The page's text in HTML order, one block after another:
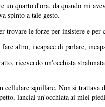
un quarto d'ora, da quando mi
spinto a tale gesto.
trovare le forze per insistere e
altro, incapace di parlare,
ricevendo un'occhiata
cellulare squillare. Non si trattava
lanciai un'occhiata ai miei